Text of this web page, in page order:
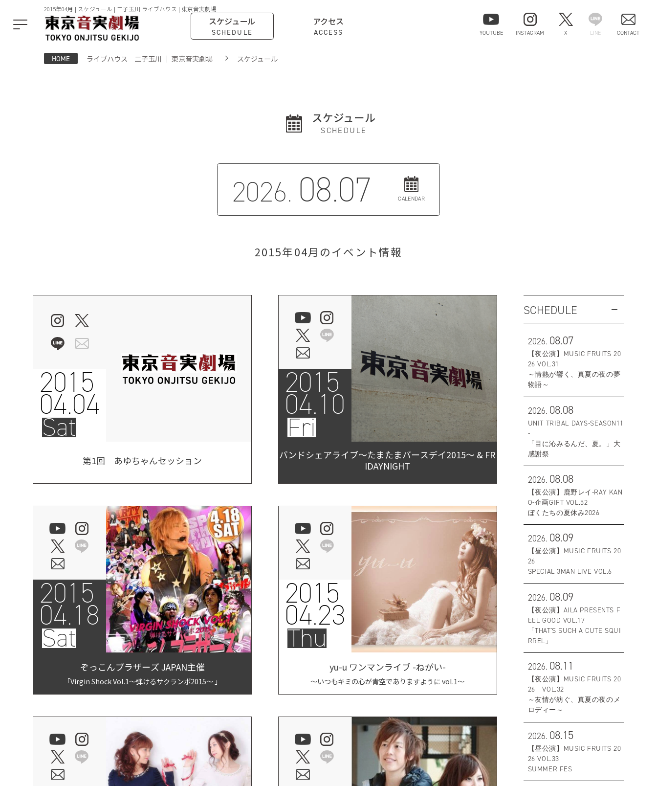
2015年04月 | スケジュール | 二子玉川 ライブハウス | 東京音実劇場
スケジュール
SCHEDULE
アクセス
ACCESS YOUTUBE INSTAGRAM X LINE CONTACT
HOME ライブハウス 二子玉川 ｜ 東京音実劇場 スケジュール
スケジュール
SCHEDULE
2026. 08.07 CALENDAR
2015年04月のイベント情報
2015
04.04
Sat
第1回 あゆちゃんセッション
2015
04.10
Fri
バンドシェアライブ〜たまたまバースデイ2015〜 & FR
IDAYNIGHT
2015
04.18
Sat
ぞっこんブラザーズ JAPAN主催
「Virgin Shock Vol.1～弾けるサクランボ2015～ 」
2015
04.23
Thu
yu-u ワンマンライブ -ねがい-
〜いつもキミの心が青空でありますように vol.1〜
SCHEDULE
2026. 08.07
【夜公演】MUSIC FRUITS 20
26 VOL.31
～情熱が響く、真夏の夜の夢
物語～
2026. 08.08
UNIT TRIBAL DAYS-SEASON11
-
「目に沁みるんだ、夏。」大
感謝祭
2026. 08.08
【夜公演】鹿野レイ-RAY KAN
O-企画GIFT VOL.52
ぼくたちの夏休み2026
2026. 08.09
【昼公演】MUSIC FRUITS 20
26
SPECIAL 3MAN LIVE VOL.6
2026. 08.09
【夜公演】AILA PRESENTS F
EEL GOOD VOL.17
「THAT'S SUCH A CUTE SQUI
RREL」
2026. 08.11
【夜公演】MUSIC FRUITS 20
26 VOL.32
～友情が紡ぐ、真夏の夜のメ
ロディー～
2026. 08.15
【昼公演】MUSIC FRUITS 20
26 VOL.33
SUMMER FES